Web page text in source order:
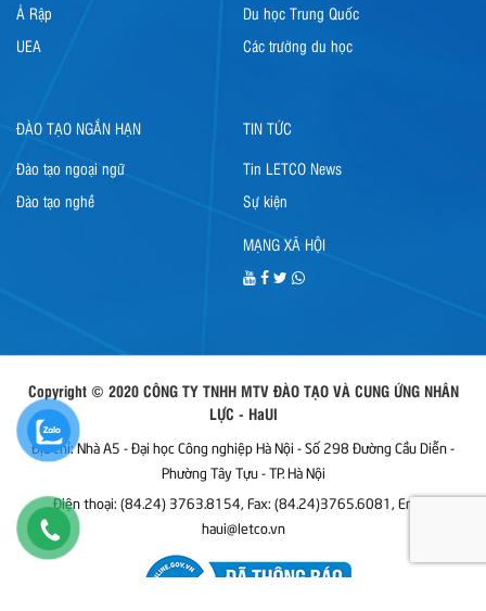
Ả Rập
UEA
Du học Trung Quốc
Các trường du học
ĐÀO TẠO NGẮN HẠN
Đào tạo ngoại ngữ
Đào tạo nghề
TIN TỨC
Tin LETCO News
Sự kiện
MẠNG XÃ HỘI
Copyright © 2020 CÔNG TY TNHH MTV ĐÀO TẠO VÀ CUNG ỨNG NHÂN
LỰC - HaUI
Địa chỉ: Nhà A5 - Đại học Công nghiệp Hà Nội - Số 298 Đường Cầu Diễn -
Phường Tây Tựu - TP. Hà Nội
Điện thoại: (84.24) 3763.8154, Fax: (84.24)3765.6081, Email:
haui@letco.vn